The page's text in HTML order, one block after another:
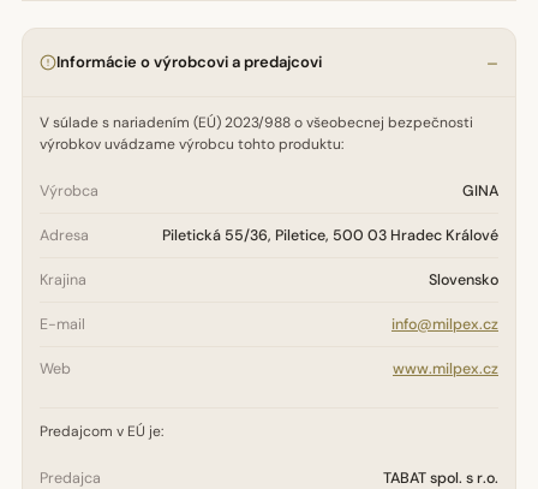
Informácie o výrobcovi a predajcovi
V súlade s nariadením (EÚ) 2023/988 o všeobecnej bezpečnosti
výrobkov uvádzame výrobcu tohto produktu:
Výrobca GINA
Adresa Piletická 55/36, Piletice, 500 03 Hradec Králové
Krajina Slovensko
E-mail info@milpex.cz
Web www.milpex.cz
Predajcom v EÚ je:
Predajca TABAT spol. s r.o.